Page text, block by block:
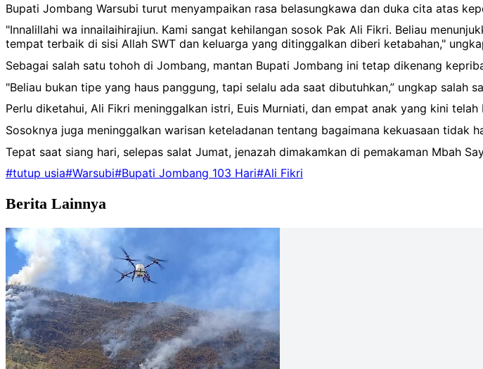
Bupati Jombang Warsubi turut menyampaikan rasa belasungkawa dan duka cita atas
"Innalillahi wa innailaihirajiun. Kami sangat kehilangan sosok Pak Ali Fikri. Beliau
tempat terbaik di sisi Allah SWT dan keluarga yang ditinggalkan diberi ketabahan,"
Sebagai salah satu tohoh di Jombang, mantan Bupati Jombang ini tetap dikenang
"Beliau bukan tipe yang haus panggung, tapi selalu ada saat dibutuhkan,” ungkap salah
Perlu diketahui, Ali Fikri meninggalkan istri, Euis Murniati, dan empat anak yang kini telah
Sosoknya juga meninggalkan warisan keteladanan tentang bagaimana kekuasaan tidak
Tepat saat siang hari, selepas salat Jumat, jenazah dimakamkan di pemakaman Mbah
#tutup usia#Warsubi#Bupati Jombang 103 Hari#Ali Fikri
Berita Lainnya